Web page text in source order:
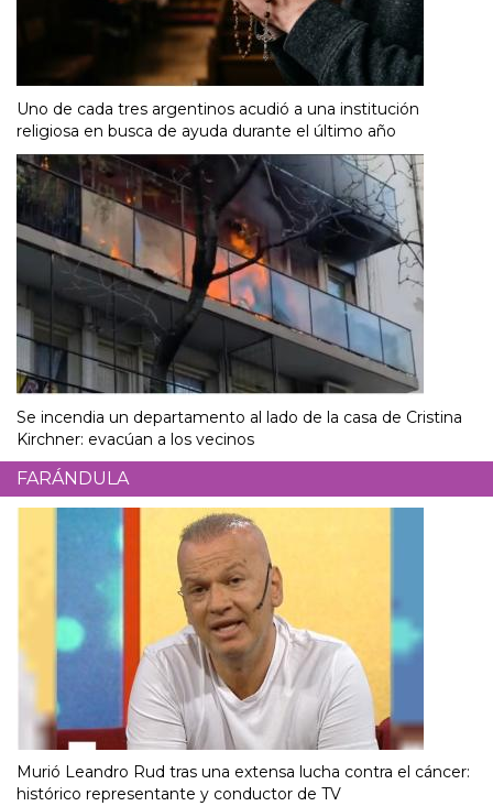
Uno de cada tres argentinos acudió a una institución
religiosa en busca de ayuda durante el último año
Se incendia un departamento al lado de la casa de Cristina
Kirchner: evacúan a los vecinos
FARÁNDULA
Murió Leandro Rud tras una extensa lucha contra el cáncer:
histórico representante y conductor de TV